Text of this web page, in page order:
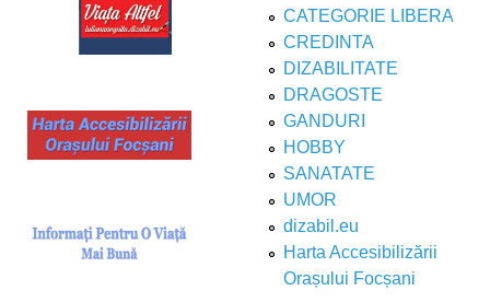
CATEGORIE LIBERA
CREDINTA
DIZABILITATE
DRAGOSTE
GANDURI
HOBBY
SANATATE
UMOR
dizabil.eu
Harta Accesibilizării
Orașului Focșani